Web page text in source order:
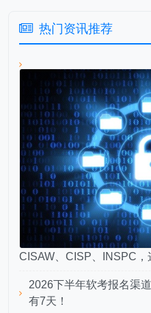
热门资讯推荐
CISAW、CISP、INSPC，
2026下半年软考报名渠
有7天！